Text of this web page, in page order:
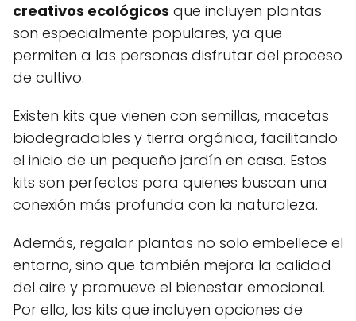
creativos ecológicos que incluyen plantas
son especialmente populares, ya que
permiten a las personas disfrutar del proceso
de cultivo.
Existen kits que vienen con semillas, macetas
biodegradables y tierra orgánica, facilitando
el inicio de un pequeño jardín en casa. Estos
kits son perfectos para quienes buscan una
conexión más profunda con la naturaleza.
Además, regalar plantas no solo embellece el
entorno, sino que también mejora la calidad
del aire y promueve el bienestar emocional.
Por ello, los kits que incluyen opciones de